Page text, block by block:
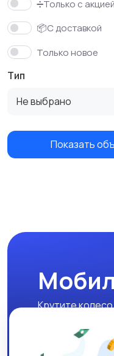
➗Только с акцией
📦С доставкой
Только новое
Тип
Не выбрано
Показать
Крутите